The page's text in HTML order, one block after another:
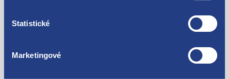
Statistické
Marketingové